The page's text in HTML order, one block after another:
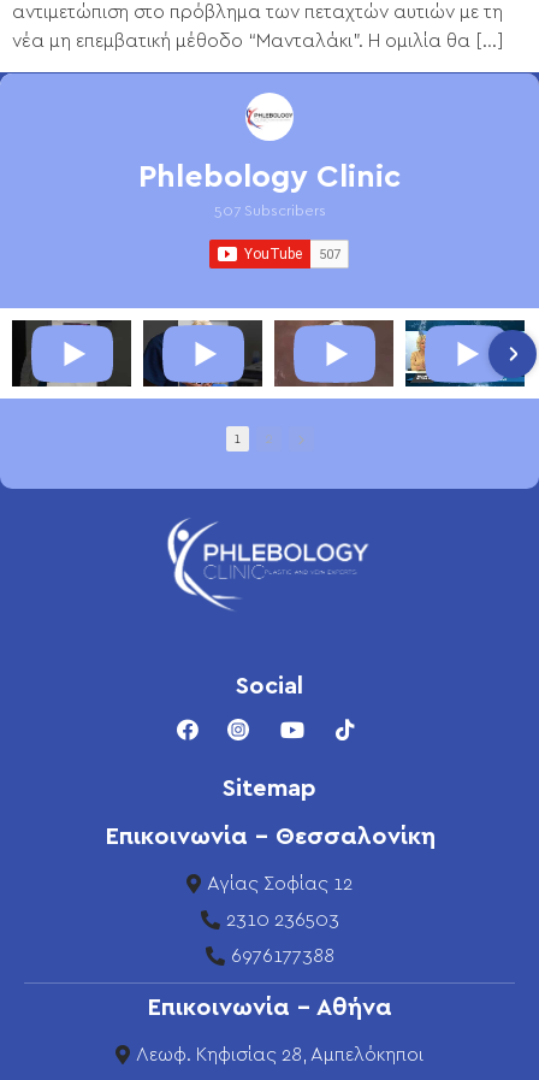
αντιμετώπιση στο πρόβλημα των πεταχτών αυτιών με τη
νέα μη επεμβατική μέθοδο “Μανταλάκι”. Η ομιλία θα […]
Phlebology Clinic
507 Subscribers
1 2
Social
Sitemap
Επικοινωνία - Θεσσαλονίκη
Αγίας Σοφίας 12
2310 236503
6976177388
Επικοινωνία - Αθήνα
Λεωφ. Κηφισίας 28, Αμπελόκηποι